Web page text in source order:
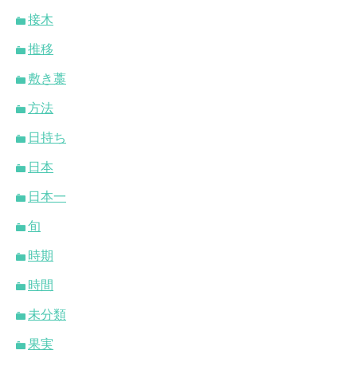
接木
推移
敷き藁
方法
日持ち
日本
日本一
旬
時期
時間
未分類
果実